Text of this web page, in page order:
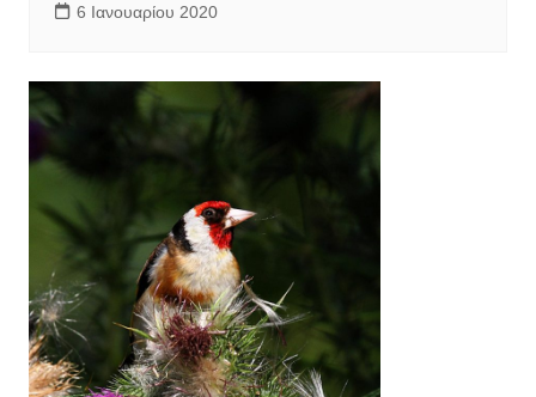
6 Ιανουαρίου 2020